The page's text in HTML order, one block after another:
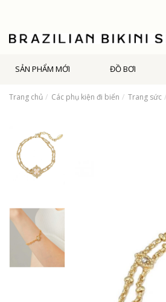
SẢN PHẨM MỚI ĐỒ BƠI
Trang chủ Các phụ kiện đi biển Trang sức